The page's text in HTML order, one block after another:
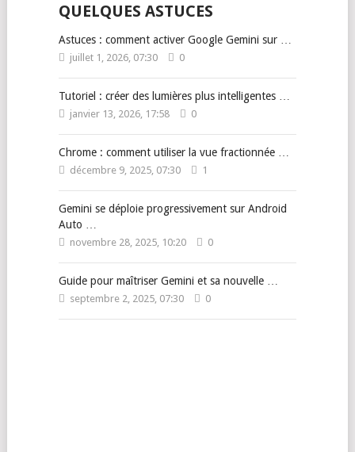
QUELQUES ASTUCES
Astuces : comment activer Google Gemini sur …
juillet 1, 2026, 07:30 0
Tutoriel : créer des lumières plus intelligentes …
janvier 13, 2026, 17:58 0
Chrome : comment utiliser la vue fractionnée …
décembre 9, 2025, 07:30 1
Gemini se déploie progressivement sur Android
Auto …
novembre 28, 2025, 10:20 0
Guide pour maîtriser Gemini et sa nouvelle …
septembre 2, 2025, 07:30 0